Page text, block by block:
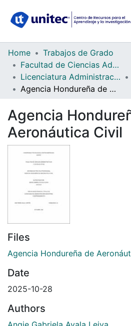
Communities
Collections
All of DSpace
Statistics
Home
Trabajos de Grado
Facultad de Ciencias Administrativas y Sociales
Licenciatura Administración Industrial y Emprendimiento
Agencia Hondureña de Aeronáutica Civil
Agencia
Aeronáutica Civil
Files
Agencia Hondureña de
Date
2025-10-28
Authors